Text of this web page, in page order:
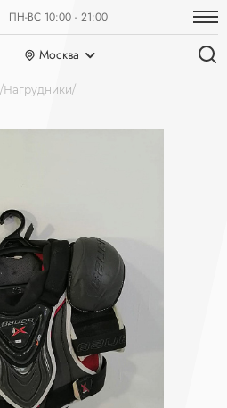
ПН-ВС 10:00 - 21:00
Москва
Нагрудники